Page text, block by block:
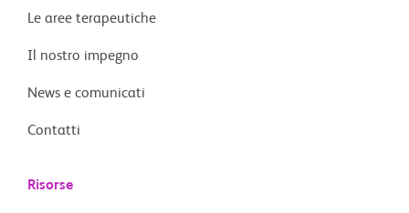
Le aree terapeutiche
Il nostro impegno
News e comunicati
Contatti
Risorse